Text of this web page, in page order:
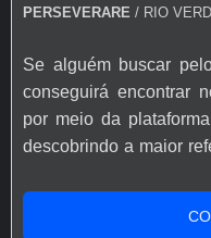
PERSEVERARE / RIO
Se alguém buscar
conseguirá encontrar
por meio da
descobrindo a maior
comércio, com os
encontrará ótima